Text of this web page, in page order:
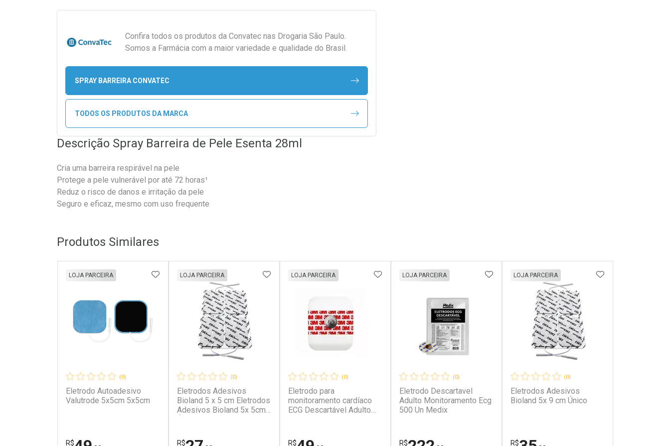
Confira todos os produtos da Convatec nas Drogaria São Paulo.
Somos a Farmácia com a maior variedade e qualidade do Brasil.
SPRAY BARREIRA CONVATEC
TODOS OS PRODUTOS DA MARCA
Descrição Spray Barreira de Pele Esenta 28ml
Cria uma barreira respirável na pele
Protege a pele vulnerável por até 72 horas¹
Reduz o risco de danos e irritação da pele
Seguro e eficaz, mesmo com uso frequente
Produtos Similares
(0)
Eletrodo Autoadesivo
Valutrode 5x5cm 5x5cm
LOJA PARCEIRA
R$
ADICIONAR AOS FAVORITOS
(0)
Eletrodos Adesivos
Bioland 5 x 5 cm Eletrodos
Adesivos Bioland 5x 5cm
LOJA PARCEIRA
R$
ADICIONAR AOS FAVORITOS
(0)
Eletrodo para
monitoramento cardíaco
ECG Descartável Adulto
LOJA PARCEIRA
R$
ADICIONAR AOS FAVORITOS
(0)
Eletrodo Descartavel
Adulto Monitoramento Ecg
500 Un Medix
LOJA PARCEIRA
R$
ADICIONAR AOS FAVORITOS
(0)
Eletrodos Adesivos
Bioland 5x 9 cm Único
LOJA PARCEIRA
R$
ADICIONAR AOS